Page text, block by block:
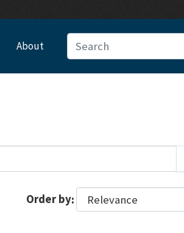
About
Order by